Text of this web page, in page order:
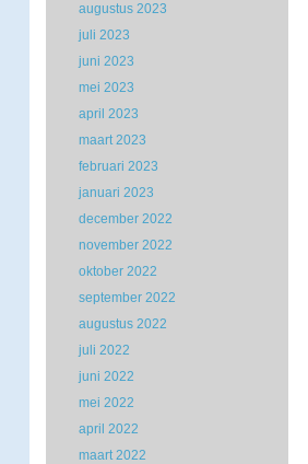
augustus 2023
juli 2023
juni 2023
mei 2023
april 2023
maart 2023
februari 2023
januari 2023
december 2022
november 2022
oktober 2022
september 2022
augustus 2022
juli 2022
juni 2022
mei 2022
april 2022
maart 2022